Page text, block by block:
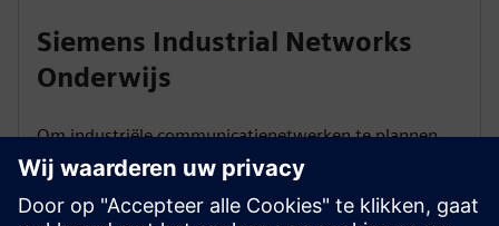
Siemens Industrial Networks
Onderwijs
Om industriële communicatienetwerken te plannen,
te beveiligen en te optimaliseren, en deze te verbinden
met een bedrijfsnetwerk, is expertise vereist. Onze
trainingen en certificeringen zijn gebaseerd op